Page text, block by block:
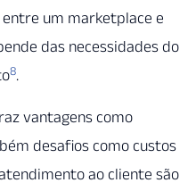
entre um marketplace e
das necessidades do
8.
vantagens como
desafios como custos
ao cliente são